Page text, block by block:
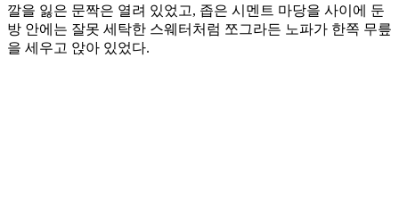
깔을 잃은 문짝은 열려 있었고, 좁은 시멘트 마당을 사이에 둔
방 안에는 잘못 세탁한 스웨터처럼 쪼그라든 노파가 한쪽 무릎
을 세우고 앉아 있었다.